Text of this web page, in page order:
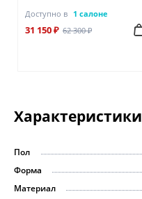
Доступно в 1 салоне
31 150 ₽ 62 300 ₽
Характеристики
Пол
Форма
Материал